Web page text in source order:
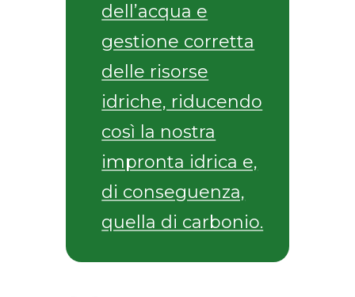
dell’acqua e
gestione corretta
delle risorse
idriche, riducendo
così la nostra
impronta idrica e,
di conseguenza,
quella di carbonio.